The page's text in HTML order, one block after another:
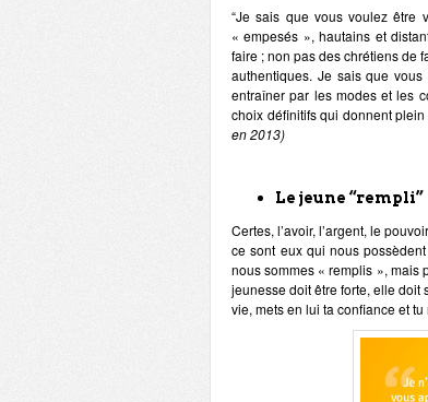
“Je sais que vous voulez être
« empesés », hautains et
faire ; non pas des chrétiens de
authentiques. Je sais que
entraîner par les modes et les
choix définitifs qui donnent
en 2013)
Le jeune “rempli”
Certes, l’avoir, l’argent, le
ce sont eux qui nous
nous sommes « remplis », mais
jeunesse doit être forte, elle doit
vie, mets en lui ta confiance et